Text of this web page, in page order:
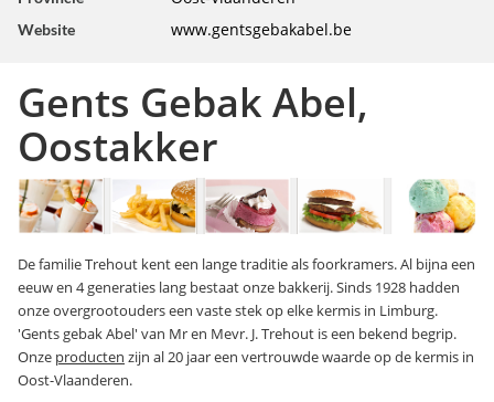
Website www.gentsgebakabel.be
Gents Gebak Abel,
Oostakker
De familie Trehout kent een lange traditie als foorkramers. Al bijna een
eeuw en 4 generaties lang bestaat onze bakkerij. Sinds 1928 hadden
onze overgrootouders een vaste stek op elke kermis in Limburg.
'Gents gebak Abel' van Mr en Mevr. J. Trehout is een bekend begrip.
Onze producten zijn al 20 jaar een vertrouwde waarde op de kermis in
Oost-Vlaanderen.